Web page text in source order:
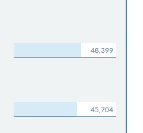
48,399
45,704